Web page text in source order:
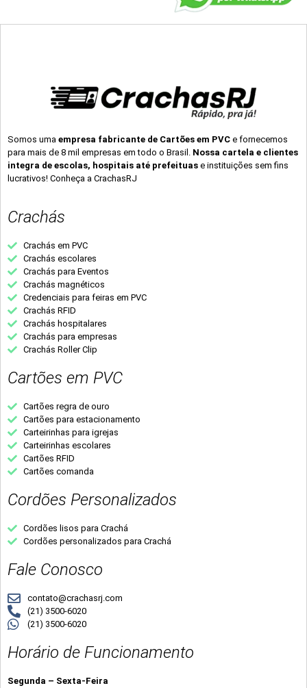
Somos uma empresa fabricante de Cartões em PVC e fornecemos
para mais de 8 mil empresas em todo o Brasil. Nossa cartela e clientes
integra de escolas, hospitais até prefeituas e instituições sem fins
lucrativos! Conheça a CrachasRJ
Crachás
Crachás em PVC
Crachás escolares
Crachás para Eventos
Crachás magnéticos
Credenciais para feiras em PVC
Crachás RFID
Crachás hospitalares
Crachás para empresas
Crachás Roller Clip
Cartões em PVC
Cartões regra de ouro
Cartões para estacionamento
Carteirinhas para igrejas
Carteirinhas escolares
Cartões RFID
Cartões comanda
Cordões Personalizados
Cordões lisos para Crachá
Cordões personalizados para Crachá
Fale Conosco
contato@crachasrj.com
(21) 3500-6020
(21) 3500-6020
Horário de Funcionamento
Segunda – Sexta-Feira